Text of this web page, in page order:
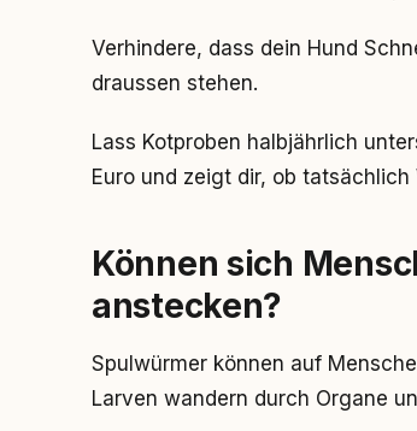
Verhindere, dass dein Hund
draussen stehen.
Lass Kotproben halbjährlich
Euro und zeigt dir, ob tatsächlich
Können sich
anstecken?
Spulwürmer können auf
Larven wandern durch Organe